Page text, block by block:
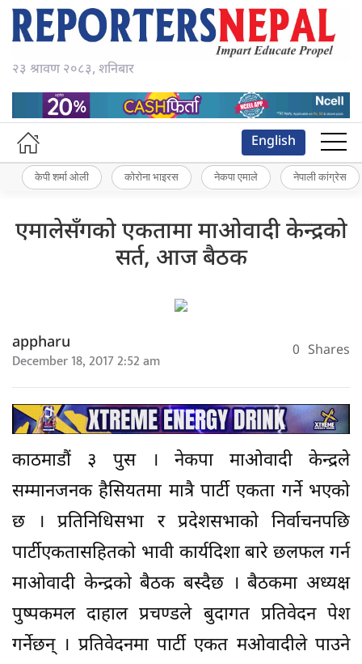
२३ श्रावण २०८३, शनिबार
English
केपी शर्मा ओली कोरोना भाइरस नेकपा एमाले नेपाली कांग्रेस
एमालेसँगको एकतामा माओवादी केन्द्रको
सर्त, आज बैठक
appharu
December 18, 2017 2:52 am 0 Shares
काठमाडौं ३ पुस । नेकपा माओवादी केन्द्रले
सम्मानजनक हैसियतमा मात्रै पार्टी एकता गर्ने भएको
छ । प्रतिनिधिसभा र प्रदेशसभाको निर्वाचनपछि
पार्टीएकतासहितको भावी कार्यदिशा बारे छलफल गर्न
माओवादी केन्द्रको बैठक बस्दैछ । बैठकमा अध्यक्ष
पुष्पकमल दाहाल प्रचण्डले बुदागत प्रतिवेदन पेश
गर्नेछन् । प्रतिवेदनमा पार्टी एकत मओवादीले पाउने